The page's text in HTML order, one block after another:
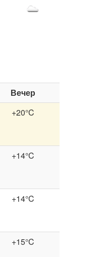
Вечер
+20°C
+14°C
+14°C
+15°C